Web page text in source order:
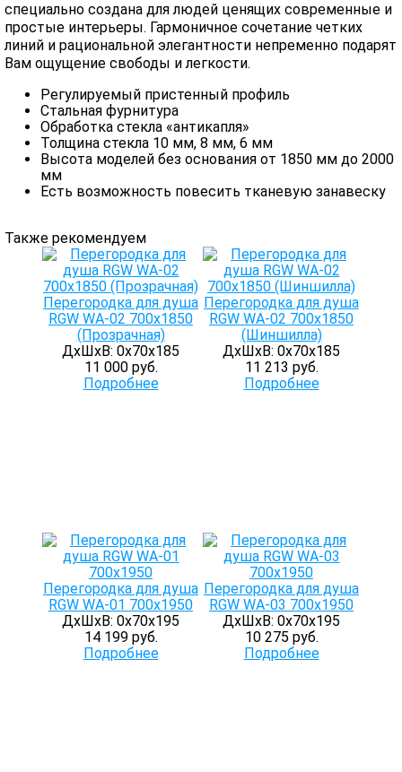
специально создана для людей ценящих современные и
простые интерьеры. Гармоничное сочетание четких
линий и рациональной элегантности непременно подарят
Вам ощущение свободы и легкости.
Регулируемый пристенный профиль
Стальная фурнитура
Обработка стекла «антикапля»
Толщина стекла 10 мм, 8 мм, 6 мм
Высота моделей без основания от 1850 мм до 2000
мм
Есть возможность повесить тканевую занавеску
Также рекомендуем
Перегородка для душа
RGW WA-02 700x1850
(Прозрачная)
ДхШхВ: 0х70х185
11 000 руб.
Подробнее
Перегородка для душа
RGW WA-02 700x1850
(Шиншилла)
ДхШхВ: 0х70х185
11 213 руб.
Подробнее
Перегородка для душа
RGW WA-01 700x1950
ДхШхВ: 0х70х195
14 199 руб.
Подробнее
Перегородка для душа
RGW WA-03 700x1950
ДхШхВ: 0х70х195
10 275 руб.
Подробнее